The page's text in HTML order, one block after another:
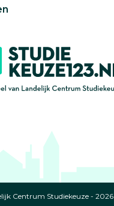
Centrum Studiekeuze - 2026